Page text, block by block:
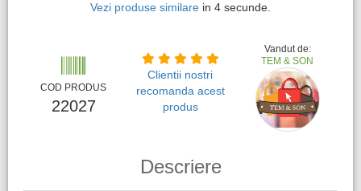
Vezi produse similare in 4 secunde.
COD PRODUS
22027
Clientii nostri
recomanda acest
produs
Vandut de:
TEM & SON
Descriere